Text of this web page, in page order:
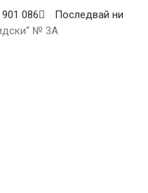
086
Последвай ни
№ 3A